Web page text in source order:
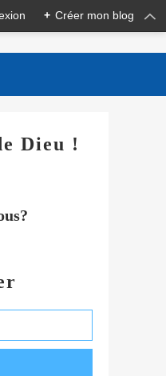
+ Créer mon blog
Dieu !